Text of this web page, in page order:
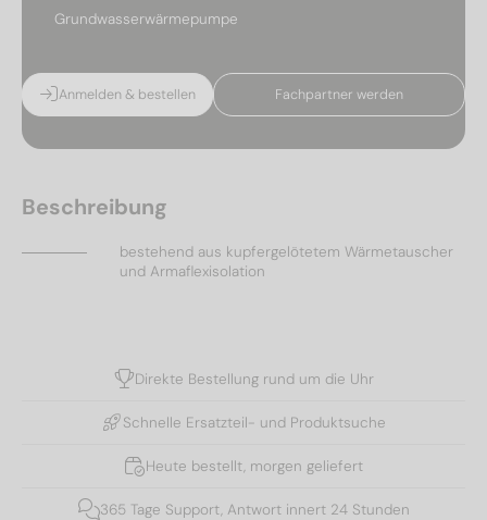
Grundwasserwärmepumpe
Anmelden & bestellen Fachpartner werden
Beschreibung
bestehend aus kupfergelötetem Wärmetauscher
und Armaflexisolation
Direkte Bestellung rund um die Uhr
Schnelle Ersatzteil- und Produktsuche
Heute bestellt, morgen geliefert
365 Tage Support, Antwort innert 24 Stunden